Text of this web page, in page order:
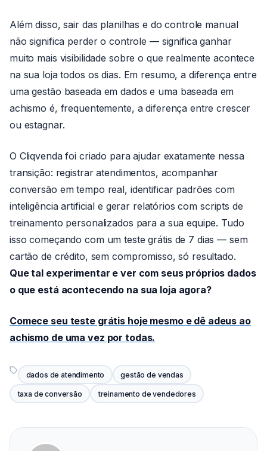
Além disso, sair das planilhas e do controle manual
não significa perder o controle — significa ganhar
muito mais visibilidade sobre o que realmente acontece
na sua loja todos os dias. Em resumo, a diferença entre
uma gestão baseada em dados e uma baseada em
achismo é, frequentemente, a diferença entre crescer
ou estagnar.
O Cliqvenda foi criado para ajudar exatamente nessa
transição: registrar atendimentos, acompanhar
conversão em tempo real, identificar padrões com
inteligência artificial e gerar relatórios com scripts de
treinamento personalizados para a sua equipe. Tudo
isso começando com um teste grátis de 7 dias — sem
cartão de crédito, sem compromisso, só resultado.
Que tal experimentar e ver com seus próprios dados
o que está acontecendo na sua loja agora?
Comece seu teste grátis hoje mesmo e dê adeus ao
achismo de uma vez por todas.
dados de atendimento gestão de vendas
taxa de conversão treinamento de vendedores